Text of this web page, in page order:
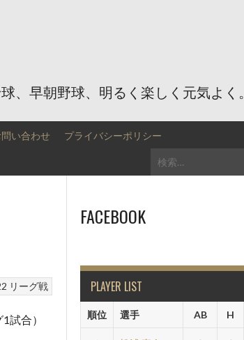
、早朝野球、明るく楽しく元気よく。
い合わせ プライバシーポリシー
リーグ戦
試合）
FACEBOOK
PLAYER LIST
順位 選手 AB H